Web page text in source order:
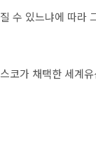
수 있느냐에 따라
코가 채택한 세계